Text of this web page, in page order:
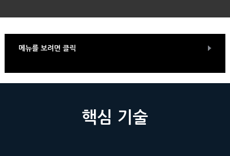
메뉴를 보려면 클릭
핵심 기술